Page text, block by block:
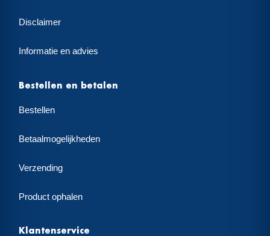
Disclaimer
Informatie en advies
Bestellen en betalen
Bestellen
Betaalmogelijkheden
Verzending
Product ophalen
Klantenservice